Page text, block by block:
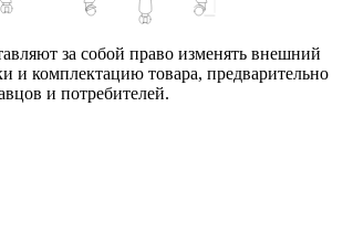
за собой право изменять внешний
и комплектацию товара, предварительно
и потребителей.